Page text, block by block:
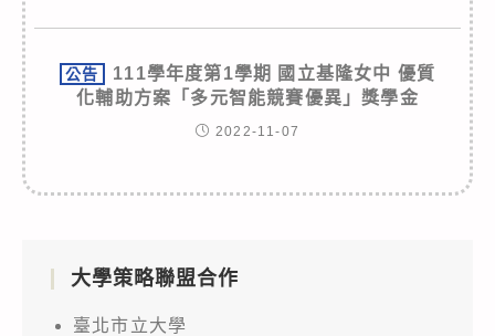
公告
111學年度第1學期 國立基隆女中 優質
化輔助方案「多元智能競賽優異」獎學金
2022-11-07
大學策略聯盟合作
臺北市立大學